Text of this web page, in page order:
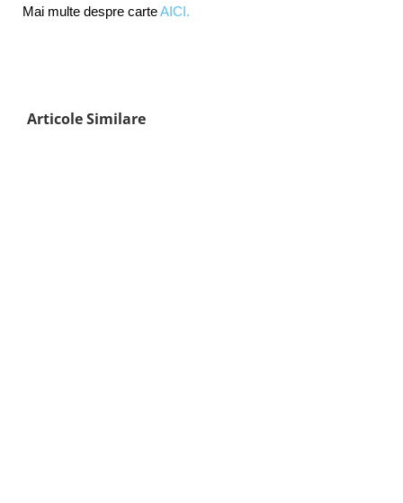
Mai multe despre carteAICI.
Articole Similare